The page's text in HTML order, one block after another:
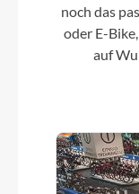
noch das
oder E-
auf